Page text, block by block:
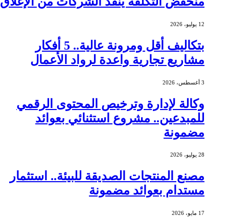
12 يوليو، 2026
بتكاليف أقل ومرونة عالية.. 5 أفكار
مشاريع تجارية واعدة لرواد الأعمال
3 أغسطس، 2026
وكالة لإدارة وترخيص المحتوى الرقمي
للمبدعين.. مشروع استثنائي بعوائد
مضمونة
28 يوليو، 2026
مصنع المنتجات الصديقة للبيئة.. استثمار
مستدام بعوائد مضمونة
17 مايو، 2026